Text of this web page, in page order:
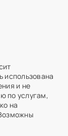
использована
и не
по услугам,
на